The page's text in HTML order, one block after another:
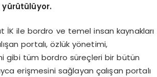
İK ile bordro ve temel insan kaynakları
portalı, özlük yönetimi,
gibi tüm bordro süreçleri bir bütün
erişmesini sağlayan çalışan portalı